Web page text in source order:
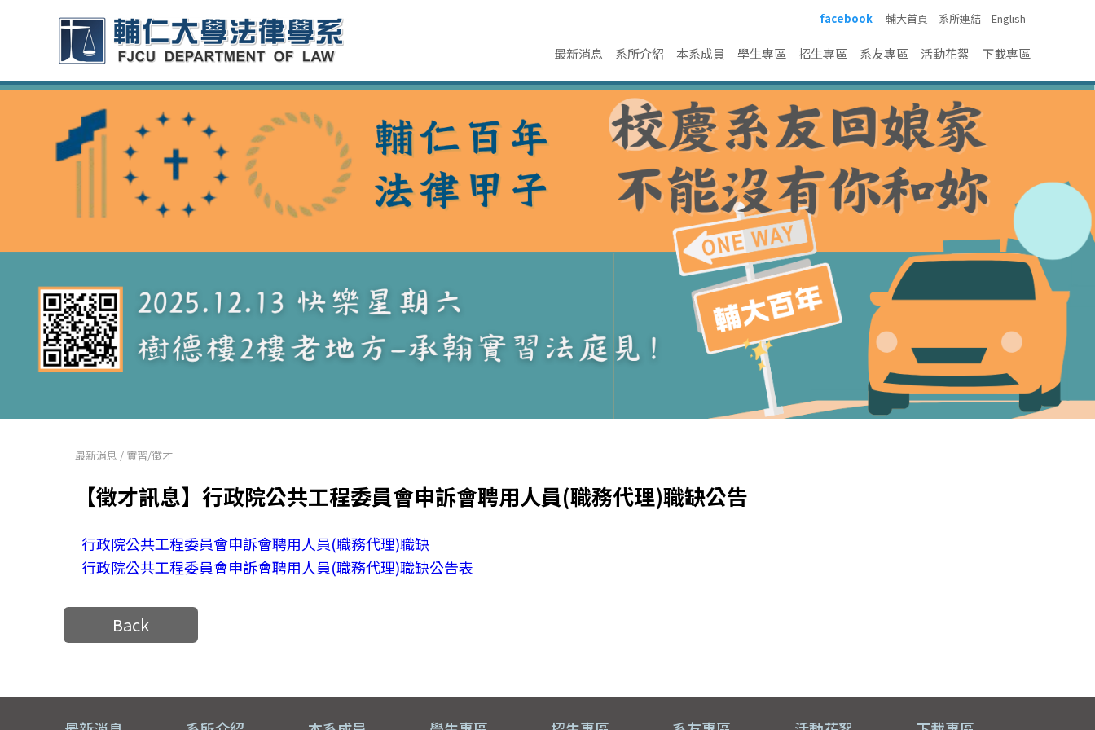
facebook 輔大首頁 系所連結 English
最新消息 系所介紹 本系成員 學生專區 招生專區 系友專區 活動花絮 下載專區
最新消息 / 實習/徵才
【徵才訊息】行政院公共工程委員會申訴會聘用人員(職務代理)職缺公告
行政院公共工程委員會申訴會聘用人員(職務代理)職缺
行政院公共工程委員會申訴會聘用人員(職務代理)職缺公告表
Back